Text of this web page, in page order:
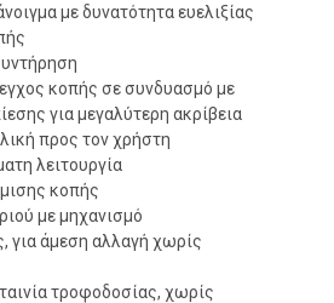
με δυνατότητα ευελιξίας
κοπής σε συνδυασμό με
για μεγαλύτερη ακρίβεια
προς τον χρήστη
λειτουργία
κοπής
με μηχανισμό
για άμεση αλλαγή χωρίς
τροφοδοσίας, χωρίς